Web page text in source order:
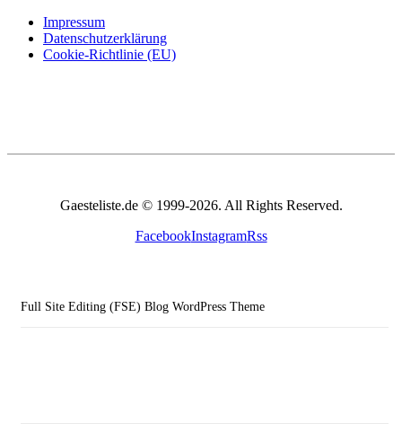
Impressum
Datenschutzerklärung
Cookie-Richtlinie (EU)
Gaesteliste.de © 1999-2026. All Rights Reserved.
FacebookInstagramRss
Full Site Editing (FSE) Blog WordPress Theme